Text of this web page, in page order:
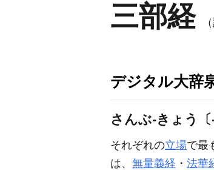
三部経
デジタル大辞
さんぶ‐きょう〔
それぞれの立場で最
は、 無量義経 ・ 法華